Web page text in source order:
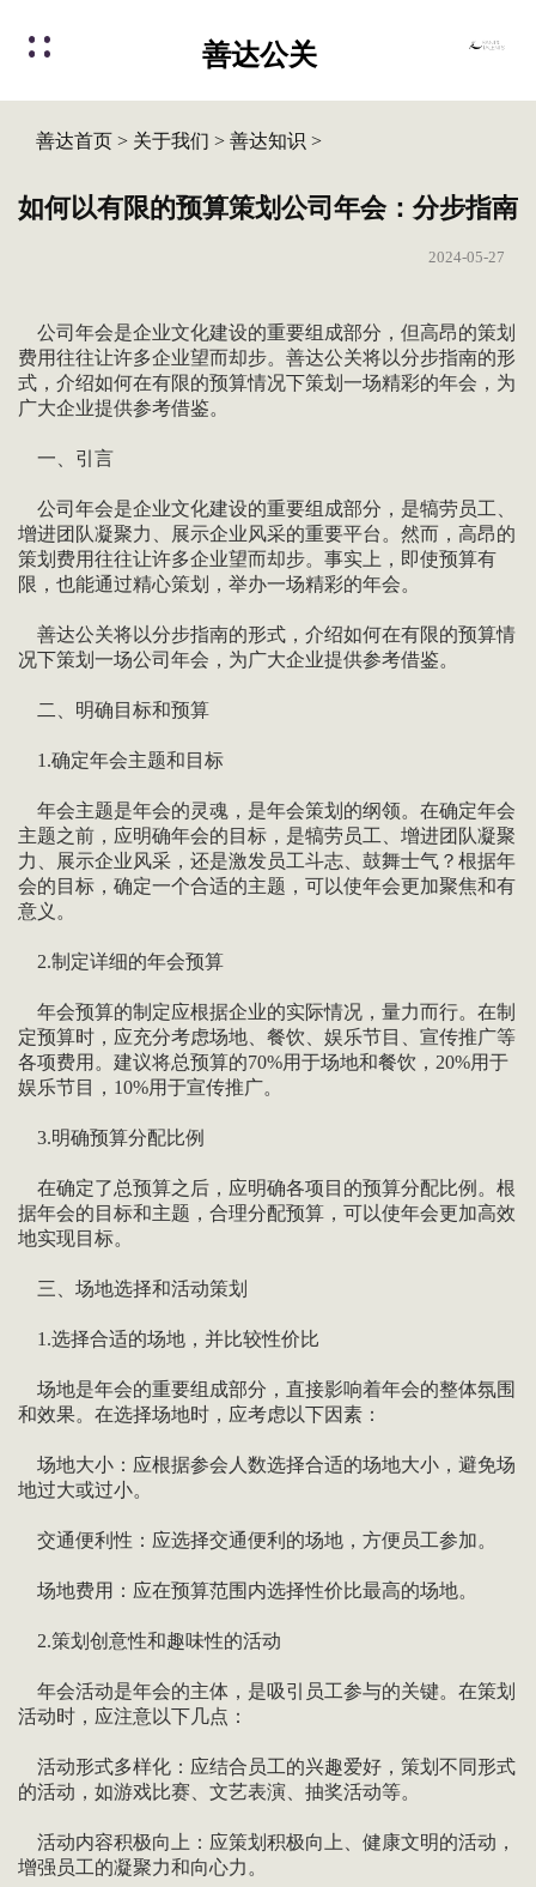
善达公关
善达首页> 关于我们 > 善达知识 >
如何以有限的预算策划公司年会：分步指南
2024-05-27
公司年会是企业文化建设的重要组成部分，但高昂的策划
费用往往让许多企业望而却步。善达公关将以分步指南的形
式，介绍如何在有限的预算情况下策划一场精彩的年会，为
广大企业提供参考借鉴。
一、引言
公司年会是企业文化建设的重要组成部分，是犒劳员工、
增进团队凝聚力、展示企业风采的重要平台。然而，高昂的
策划费用往往让许多企业望而却步。事实上，即使预算有
限，也能通过精心策划，举办一场精彩的年会。
善达公关将以分步指南的形式，介绍如何在有限的预算情
况下策划一场公司年会，为广大企业提供参考借鉴。
二、明确目标和预算
1.确定年会主题和目标
年会主题是年会的灵魂，是年会策划的纲领。在确定年会
主题之前，应明确年会的目标，是犒劳员工、增进团队凝聚
力、展示企业风采，还是激发员工斗志、鼓舞士气？根据年
会的目标，确定一个合适的主题，可以使年会更加聚焦和有
意义。
2.制定详细的年会预算
年会预算的制定应根据企业的实际情况，量力而行。在制
定预算时，应充分考虑场地、餐饮、娱乐节目、宣传推广等
各项费用。建议将总预算的70%用于场地和餐饮，20%用于
娱乐节目，10%用于宣传推广。
3.明确预算分配比例
在确定了总预算之后，应明确各项目的预算分配比例。根
据年会的目标和主题，合理分配预算，可以使年会更加高效
地实现目标。
三、场地选择和活动策划
1.选择合适的场地，并比较性价比
场地是年会的重要组成部分，直接影响着年会的整体氛围
和效果。在选择场地时，应考虑以下因素：
场地大小：应根据参会人数选择合适的场地大小，避免场
地过大或过小。
交通便利性：应选择交通便利的场地，方便员工参加。
场地费用：应在预算范围内选择性价比最高的场地。
2.策划创意性和趣味性的活动
年会活动是年会的主体，是吸引员工参与的关键。在策划
活动时，应注意以下几点：
活动形式多样化：应结合员工的兴趣爱好，策划不同形式
的活动，如游戏比赛、文艺表演、抽奖活动等。
活动内容积极向上：应策划积极向上、健康文明的活动，
增强员工的凝聚力和向心力。